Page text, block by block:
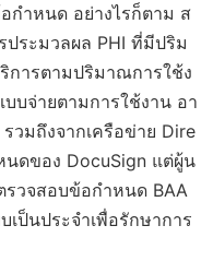
กำหนด อย่างไรก็ตาม ส
ประมวลผล PHI ที่มีปริม
ารตามปริมาณการใช้ง
บจ่ายตามการใช้งาน อา
วมถึงจากเครือข่าย Dire
ดของ DocuSign แต่ผู้น
วจสอบข้อกำหนด BAA
เป็นประจำเพื่อรักษาการ